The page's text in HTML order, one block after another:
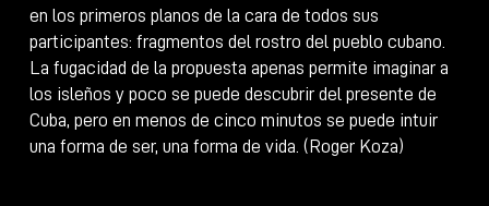
en los primeros planos de la cara de todos sus
participantes: fragmentos del rostro del pueblo cubano.
La fugacidad de la propuesta apenas permite imaginar a
los isleños y poco se puede descubrir del presente de
Cuba, pero en menos de cinco minutos se puede intuir
una forma de ser, una forma de vida. (Roger Koza)